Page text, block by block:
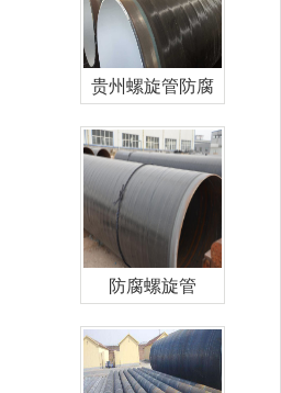
贵州螺旋管防腐
防腐螺旋管